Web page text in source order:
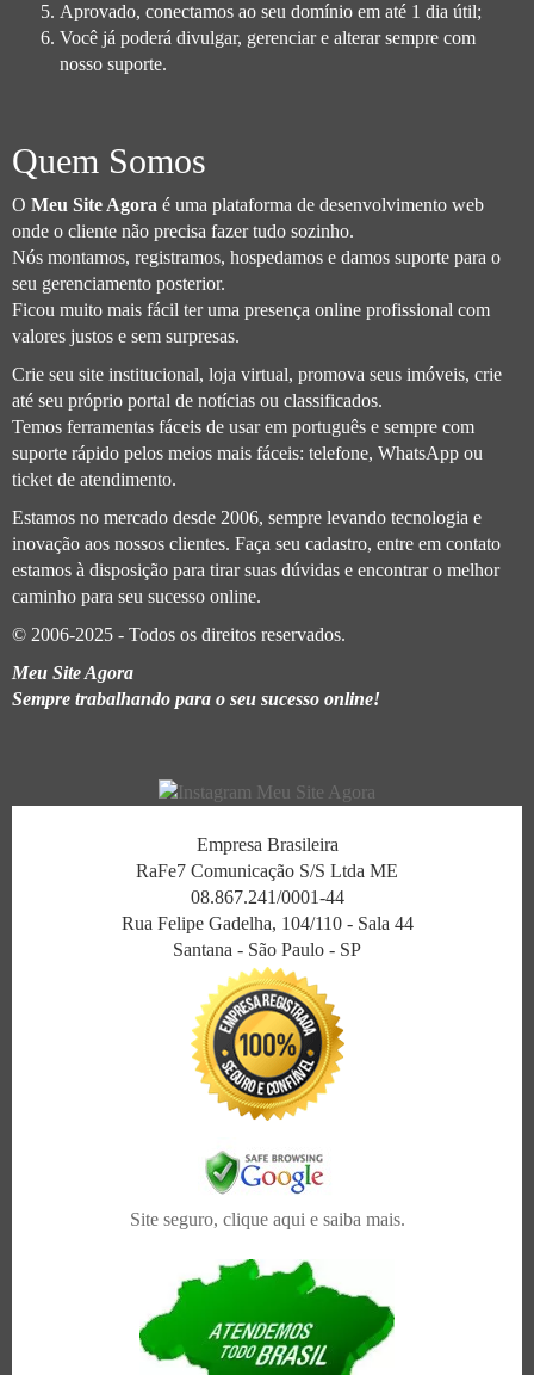
Aprovado, conectamos ao seu domínio em até 1 dia útil;
Você já poderá divulgar, gerenciar e alterar sempre com
nosso suporte.
Quem Somos
O Meu Site Agora é uma plataforma de desenvolvimento web
onde o cliente não precisa fazer tudo sozinho.
Nós montamos, registramos, hospedamos e damos suporte para o
seu gerenciamento posterior.
Ficou muito mais fácil ter uma presença online profissional com
valores justos e sem surpresas.
Crie seu site institucional, loja virtual, promova seus imóveis, crie
até seu próprio portal de notícias ou classificados.
Temos ferramentas fáceis de usar em português e sempre com
suporte rápido pelos meios mais fáceis: telefone, WhatsApp ou
ticket de atendimento.
Estamos no mercado desde 2006, sempre levando tecnologia e
inovação aos nossos clientes. Faça seu cadastro, entre em contato
estamos à disposição para tirar suas dúvidas e encontrar o melhor
caminho para seu sucesso online.
© 2006-2025 - Todos os direitos reservados.
Meu Site Agora
Sempre trabalhando para o seu sucesso online!
Empresa Brasileira
RaFe7 Comunicação S/S Ltda ME
08.867.241/0001-44
Rua Felipe Gadelha, 104/110 - Sala 44
Santana - São Paulo - SP
Site seguro, clique aqui e saiba mais.